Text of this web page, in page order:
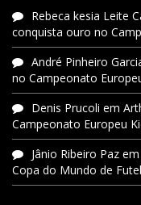
Rebeca kesia Leite
conquista ouro no
André Pinheiro
no Campeonato
Denis Prucoli em
Campeonato Europeu
Jânio Ribeiro Paz em
Copa do Mundo de